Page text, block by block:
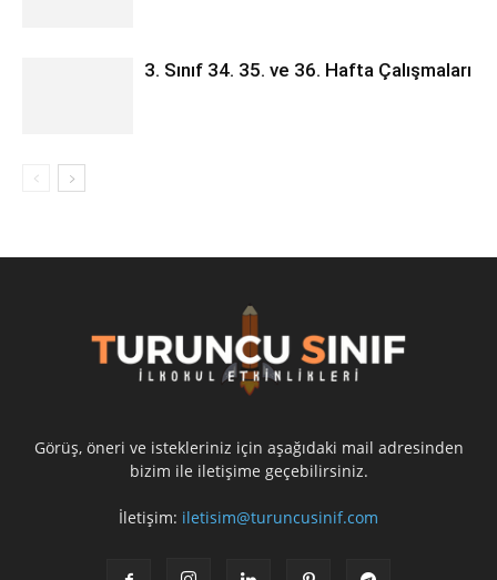
3. Sınıf 34. 35. ve 36. Hafta Çalışmaları
Görüş, öneri ve istekleriniz için aşağıdaki mail adresinden
bizim ile iletişime geçebilirsiniz.
İletişim: iletisim@turuncusinif.com